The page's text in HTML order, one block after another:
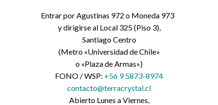
Entrar por Agustinas 972 o Moneda 973
y dirigirse al Local 325 (Piso 3),
Santiago Centro
(Metro «Universidad de Chile»
o «Plaza de Armas»)
FONO / WSP: +56 9 5873-8974
contacto@terracrystal.cl
Abierto Lunes a Viernes,